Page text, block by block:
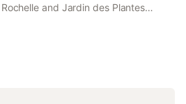
and Jardin des Plantes
Parking, Jardin et Wifi features
and free private parking.